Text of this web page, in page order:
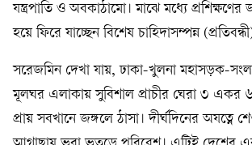
যন্ত্রপাতি ও অবকাঠামো। মাঝে মধ্যে
হয়ে ফিরে যাচ্ছেন বিশেষ চাহিদাসম্পন্ন
সরেজমিন দেখা যায়, ঢাকা-খুলনা মহাসড়ক-
মূলঘর এলাকায় সুবিশাল প্রাচীর ঘেরা ৩
প্রায় সবখানে জঙ্গলে ঠাসা। দীর্ঘদিনের অযত্নে